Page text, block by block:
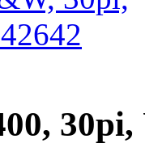
30pi,